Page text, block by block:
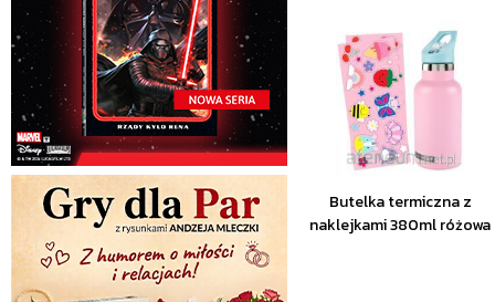
Butelka termiczna z
naklejkami 380ml różowa